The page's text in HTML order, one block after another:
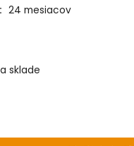
24 mesiacov
sklade